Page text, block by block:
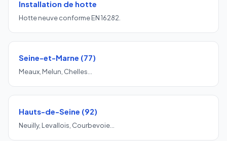
Installation de hotte
Hotte neuve conforme EN 16282.
Seine-et-Marne (77)
Meaux, Melun, Chelles…
Hauts-de-Seine (92)
Neuilly, Levallois, Courbevoie…